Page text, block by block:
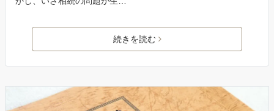
続きを読む